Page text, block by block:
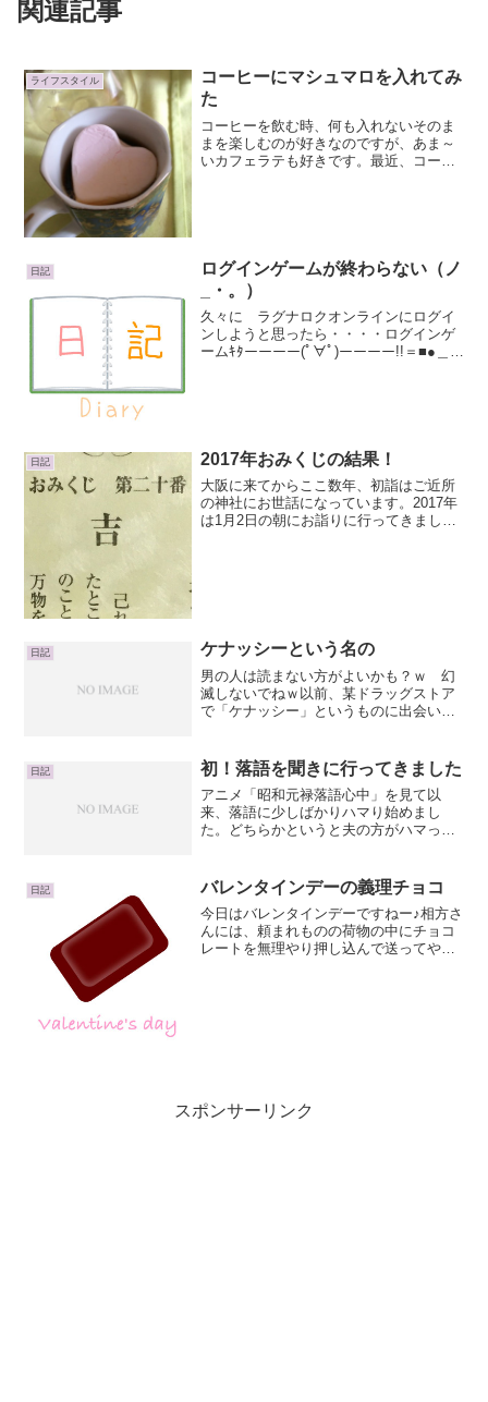
関連記事
ライフスタイル
コーヒーにマシュマロを入れてみ
た
コーヒーを飲む時、何も入れないそのま
まを楽しむのが好きなのですが、あま～
いカフェラテも好きです。最近、コーヒ
日記
ログインゲームが終わらない（ノ
_・。）
久々に ラグナロクオンラインにログイ
ンしようと思ったら・・・・ログインゲ
ームｷﾀーーーー(ﾟ∀ﾟ)ーーーー!!＝■●＿う
日記 2017年おみくじの結果！
大阪に来てからここ数年、初詣はご近所
の神社にお世話になっています。2017年
は1月2日の朝にお詣りに行ってきまし
日記 ケナッシーという名の
男の人は読まない方がよいかも？ｗ 幻
滅しないでねｗ以前、某ドラッグストア
で「ケナッシー」というものに出会いま
と・・・ズバリムダ毛処理スポンジ で
す。そんな大きな声で言わなくて...
日記 初！落語を聞きに行ってきました
アニメ「昭和元禄落語心中」を見て以
来、落語に少しばかりハマり始めまし
た。どちらかというと夫の方がハマって
禄落語心中」実際に落語が聴いてみたく
て落語のCDを図書館やツ○ヤ...
日記 バレンタインデーの義理チョコ
今日はバレンタインデーですねー♪相方さ
んには、頼まれものの荷物の中にチョコ
レートを無理やり押し込んで送ってやり
スポンサーリンク